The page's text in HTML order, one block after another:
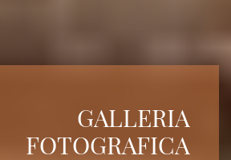
GALLERIAGALLERIA
FOTOGRAFICA
GALLERIA